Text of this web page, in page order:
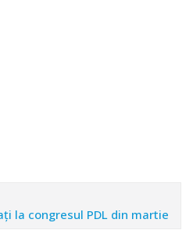
la congresul PDL din martie